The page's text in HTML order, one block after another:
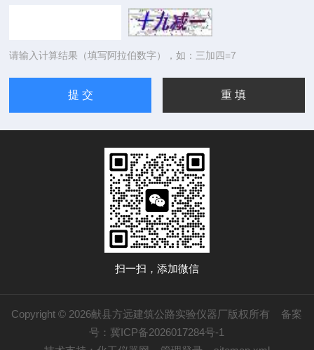
请输入计算结果（填写阿拉伯数字），如：三加四=7
扫一扫，添加微信
Copyright © 2026献县方远建筑公路实验仪器厂版权所有 备案
号：冀ICP备2026017284号-1